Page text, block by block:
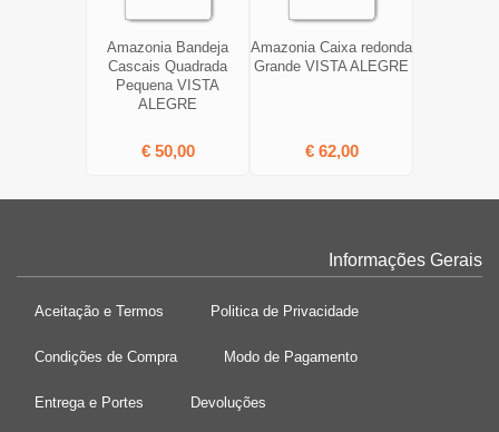
Amazonia Bandeja
Cascais Quadrada
Pequena VISTA
ALEGRE
€ 50,00
Amazonia Caixa redonda
Grande VISTA ALEGRE
€ 62,00
Informações Gerais
Aceitação e Termos Politica de Privacidade
Condições de Compra Modo de Pagamento
Entrega e Portes Devoluções